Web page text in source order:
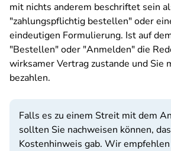
mit nichts anderem beschriftet sein
"zahlungspflichtig bestellen" oder
eindeutigen Formulierung. Ist auf
"Bestellen" oder "Anmelden" die
wirksamer Vertrag zustande und Sie
bezahlen.
Falls es zu einem Streit mit dem
sollten Sie nachweisen können,
Kostenhinweis gab. Wir